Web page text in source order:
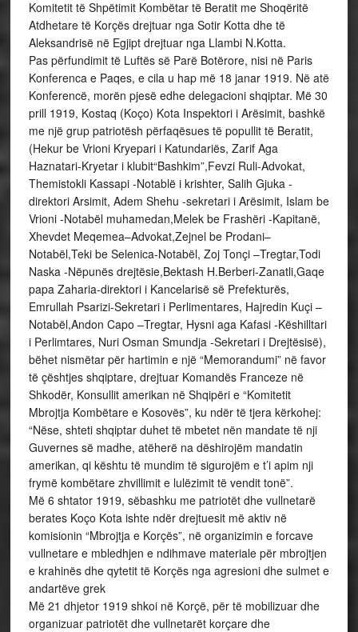
Komitetit të Shpëtimit Kombëtar të Beratit me Shoqëritë
Atdhetare të Korçës drejtuar nga Sotir Kotta dhe të
Aleksandrisë në Egjipt drejtuar nga Llambi N.Kotta.
Pas përfundimit të Luftës së Parë Botërore, nisi në Paris
Konferenca e Paqes, e cila u hap më 18 janar 1919. Në atë
Konferencë, morën pjesë edhe delegacioni shqiptar. Më 30
prill 1919, Kostaq (Koço) Kota Inspektori i Arësimit, bashkë
me një grup patriotësh përfaqësues të popullit të Beratit,
(Hekur be Vrioni Kryepari i Katundariës, Zarif Aga
Haznatari-Kryetar i klubit“Bashkim”,Fevzi Ruli-Advokat,
Themistokli Kassapi -Notablë i krishter, Salih Gjuka -
direktori Arsimit, Adem Shehu -sekretari i Arësimit, Islam be
Vrioni -Notabël muhamedan,Melek be Frashëri -Kapitanë,
Xhevdet Meqemea–Advokat,Zejnel be Prodani–
Notabël,Teki be Selenica-Notabël, Zoj Tonçi –Tregtar,Todi
Naska -Nëpunës drejtësie,Bektash H.Berberi-Zanatli,Gaqe
papa Zaharia-direktori i Kancelarisë së Prefekturës,
Emrullah Psarizi-Sekretari i Perlimentares, Hajredin Kuçi –
Notabël,Andon Capo –Tregtar, Hysni aga Kafasi -Këshilltari
i Perlimtares, Nuri Osman Smundja -Sekretari i Drejtësisë),
bëhet nismëtar për hartimin e një “Memorandumi” në favor
të çështjes shqiptare, drejtuar Komandës Franceze në
Shkodër, Konsullit amerikan në Shqipëri e “Komitetit
Mbrojtja Kombëtare e Kosovës”, ku ndër të tjera kërkohej:
“Nëse, shteti shqiptar duhet të mbetet nën mandate të nji
Guvernes së madhe, atëherë na dëshirojëm mandatin
amerikan, qi kështu të mundim të sigurojëm e t’i apim nji
frymë kombëtare zhvillimit e lulëzimit të vendit tonë”.
Më 6 shtator 1919, sëbashku me patriotët dhe vullnetarë
berates Koço Kota ishte ndër drejtuesit më aktiv në
komisionin “Mbrojtja e Korçës”, në organizimin e forcave
vullnetare e mbledhjen e ndihmave materiale për mbrojtjen
e krahinës dhe qytetit të Korçës nga agresioni dhe sulmet e
andartëve grek
Më 21 dhjetor 1919 shkoi në Korçë, për të mobilizuar dhe
organizuar patriotët dhe vullnetarët korçare dhe